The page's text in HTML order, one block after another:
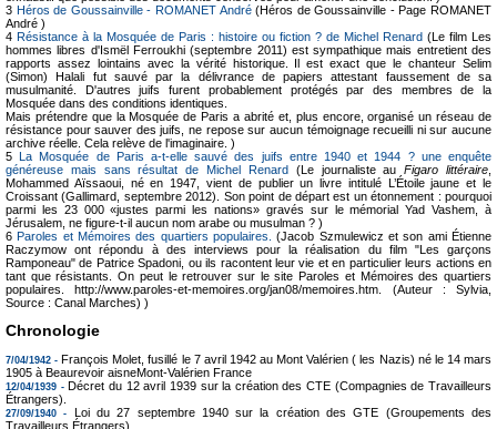
3 Héros de Goussainville - ROMANET André(Héros de Goussainville - Page ROMANET
André )
4 Résistance à la Mosquée de Paris : histoire ou fiction ? de Michel Renard (Le film Les
hommes libres d'Ismël Ferroukhi (septembre 2011) est sympathique mais entretient des
rapports assez lointains avec la vérité historique. Il est exact que le chanteur Selim
(Simon) Halali fut sauvé par la délivrance de papiers attestant faussement de sa
musulmanité. D'autres juifs furent probablement protégés par des membres de la
Mosquée dans des conditions identiques.
Mais prétendre que la Mosquée de Paris a abrité et, plus encore, organisé un réseau de
résistance pour sauver des juifs, ne repose sur aucun témoignage recueilli ni sur aucune
archive réelle. Cela relève de l'imaginaire. )
5La Mosquée de Paris a-t-elle sauvé des juifs entre 1940 et 1944 ? une enquête
généreuse mais sans résultat de Michel Renard(Le journaliste auFigaro littéraire
Mohammed Aïssaoui, né en 1947, vient de publier un livre intitulé L’Étoile jaune et le
Croissant (Gallimard, septembre 2012). Son point de départ est un étonnement : pourquoi
parmi les 23 000 «justes parmi les nations» gravés sur le mémorial Yad Vashem, à
Jérusalem, ne figure-t-il aucun nom arabe ou musulman ? )
6Paroles et Mémoires des quartiers populaires.
(Jacob Szmulewicz et son ami Étienne
Raczymow ont répondu à des interviews pour la réalisation du film "Les garçons
Ramponeau" de Patrice Spadoni, ou ils racontent leur vie et en particulier leurs actions en
tant que résistants. On peut le retrouver sur le site Paroles et Mémoires des quartiers
populaires. http://www.paroles-et-memoires.org/jan08/memoires.htm. (Auteur : Sylvia,
Source : Canal Marches) )
Chronologie
7/04/1942 - François Molet, fusillé le 7 avril 1942 au Mont Valérien ( les Nazis) né le 14 mars
1905 à Beaurevoir aisneMont-Valérien France
12/04/1939 - Décret du 12 avril 1939 sur la création des CTE (Compagnies de Travailleurs
Étrangers).
27/09/1940 -
Loi du 27 septembre 1940 sur la création des GTE (Groupements des
Travailleurs Étrangers).